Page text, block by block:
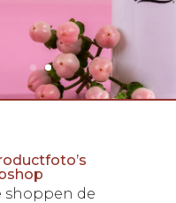
shoppen de